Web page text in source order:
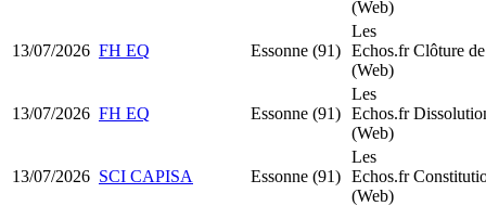
(Web)
13/07/2026 FH EQ Essonne (91)
Les
Echos.fr
(Web)
Clôture
13/07/2026 FH EQ Essonne (91)
Les
Echos.fr
(Web)
13/07/2026 SCI CAPISA Essonne (91)
Les
Echos.fr
(Web)